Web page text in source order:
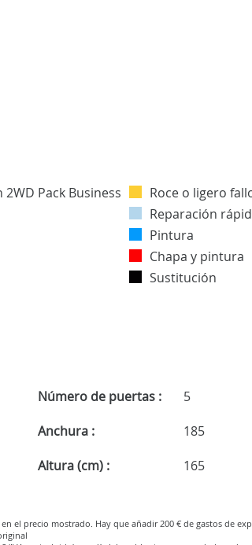
Roce o ligero
Reparación
Pintura
Chapa y pintura
Sustitución
Número de puertas : 5
Anchura : 185
Altura (cm) : 165
el precio mostrado. Hay que añadir 200 € de gastos de